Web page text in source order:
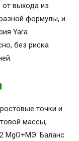
выхода из
формулы, и
Yara
без риска
точки и
массы,
MgO+МЭ. Баланс